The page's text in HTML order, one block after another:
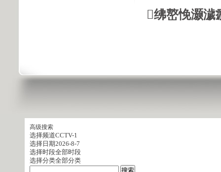
绋嶅悗灏
高级搜索
选择频道CCTV-1
选择日期2026-8-7
选择时段全部时段
选择分类全部分类